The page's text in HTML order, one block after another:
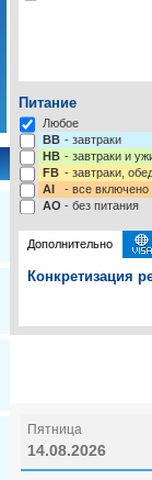
Питание
Любое
BB - завтраки
HB - завтраки и
FB - завтраки,
AI
- все включено
AO - без питания
Дополнительно
Конкретизация
Пятница
14.08.2026